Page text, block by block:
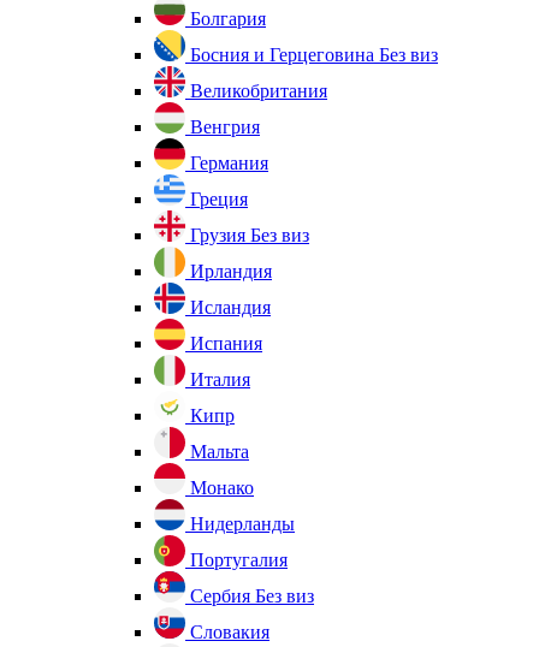
Болгария
Босния и Герцеговина Без виз
Великобритания
Венгрия
Германия
Греция
Грузия Без виз
Ирландия
Исландия
Испания
Италия
Кипр
Мальта
Монако
Нидерланды
Португалия
Сербия Без виз
Словакия